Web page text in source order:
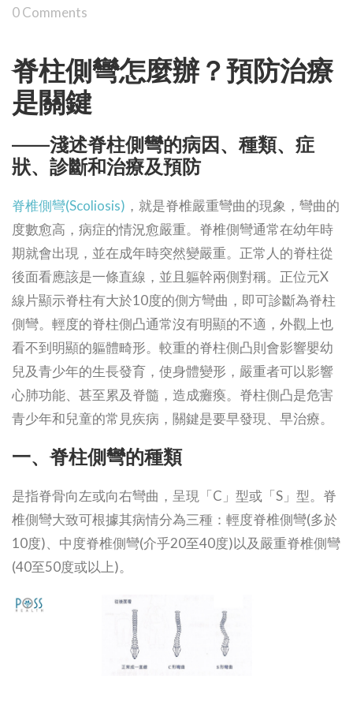
0 Comments
脊柱側彎怎麼辦？預防治療
是關鍵
——淺述脊柱側彎的病因、種類、症
狀、診斷和治療及預防
脊椎側彎(Scoliosis) ，就是脊椎嚴重彎曲的現象，彎曲的
度數愈高，病症的情況愈嚴重。脊椎側彎通常在幼年時
期就會出現，並在成年時突然變嚴重。正常人的脊柱從
後面看應該是一條直線，並且軀幹兩側對稱。正位元X
線片顯示脊柱有大於10度的側方彎曲，即可診斷為脊柱
側彎。輕度的脊柱側凸通常沒有明顯的不適，外觀上也
看不到明顯的軀體畸形。較重的脊柱側凸則會影響嬰幼
兒及青少年的生長發育，使身體變形，嚴重者可以影響
心肺功能、甚至累及脊髓，造成癱瘓。脊柱側凸是危害
青少年和兒童的常見疾病，關鍵是要早發現、早治療。
一、脊柱側彎的種類
是指脊骨向左或向右彎曲，呈現「C」型或「S」型。脊
椎側彎大致可根據其病情分為三種：輕度脊椎側彎(多於
10度)、中度脊椎側彎(介乎20至40度)以及嚴重脊椎側彎
(40至50度或以上)。